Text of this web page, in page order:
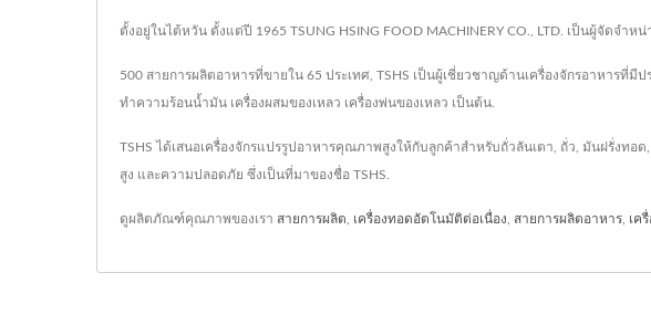
ตั้งอยู่ในไต้หวัน ตั้งแต่ปี 1965 TSUNG HSING FOOD MACHINERY CO., LTD. เป็นผู้จัดจำ
500 สายการผลิตอาหารที่ขายใน 65 ประเทศ, TSHS เป็นผู้เชี่ยวชาญด้านเครื่องจักรอาหารที่
ทำความร้อนน้ำมัน เครื่องผสมของเหลว เครื่องพ่นของเหลว เป็นต้น.
TSHS ได้เสนอเครื่องจักรแปรรูปอาหารคุณภาพสูงให้กับลูกค้าสำหรับถั่วลันเตา, ถั่ว, มันฝรั่ง
สูง และความปลอดภัย ซึ่งเป็นที่มาของชื่อ TSHS.
ดูผลิตภัณฑ์คุณภาพของเรา สายการผลิต เครื่องทอดอัตโนมัติต่อเนื่อง สายการผลิตอาหาร เค